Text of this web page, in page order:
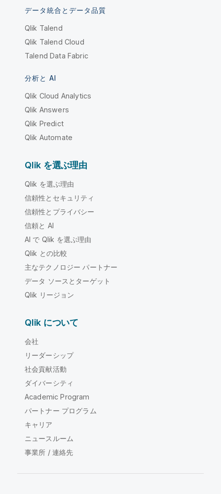
データ統合とデータ品質
Qlik Talend
Qlik Talend Cloud
Talend Data Fabric
分析と AI
Qlik Cloud Analytics
Qlik Answers
Qlik Predict
Qlik Automate
Qlik を選ぶ理由
Qlik を選ぶ理由
信頼性とセキュリティ
信頼性とプライバシー
信頼と AI
AI で Qlik を選ぶ理由
Qlik との比較
主なテクノロジー パートナー
データ ソースとターゲット
Qlik リージョン
Qlik について
会社
リーダーシップ
社会貢献活動
ダイバーシティ
Academic Program
パートナー プログラム
キャリア
ニュースルーム
事業所 / 連絡先